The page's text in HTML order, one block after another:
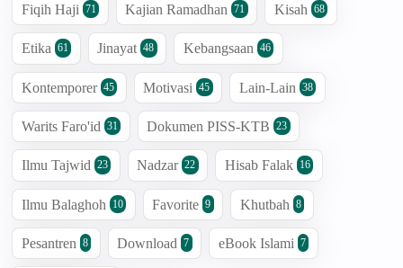
Fiqih Haji 71 Kajian Ramadhan 71 Kisah 68
Etika 61 Jinayat 48 Kebangsaan 46
Kontemporer 45 Motivasi 45 Lain-Lain 38
Warits Faro'id 31 Dokumen PISS-KTB 23
Ilmu Tajwid 23 Nadzar 22 Hisab Falak 16
Ilmu Balaghoh 10 Favorite 9 Khutbah 8
Pesantren 8 Download 7 eBook Islami 7